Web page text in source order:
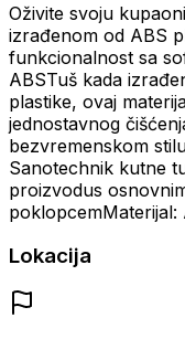
Oživite svoju
izrađenom od ABS
funkcionalnost sa
ABSTuš kada
plastike, ovaj
jednostavnog
bezvremenskom
Sanotechnik kutne
proizvodus
poklopcemMaterijal:
Lokacija